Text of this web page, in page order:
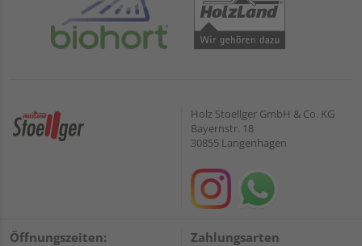
Holz Stoellger GmbH & Co. KG
Bayernstr. 18
30855 Langenhagen
Öffnungszeiten: Zahlungsarten